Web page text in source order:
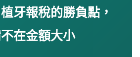
牙報稅的勝負點，
在金額大小